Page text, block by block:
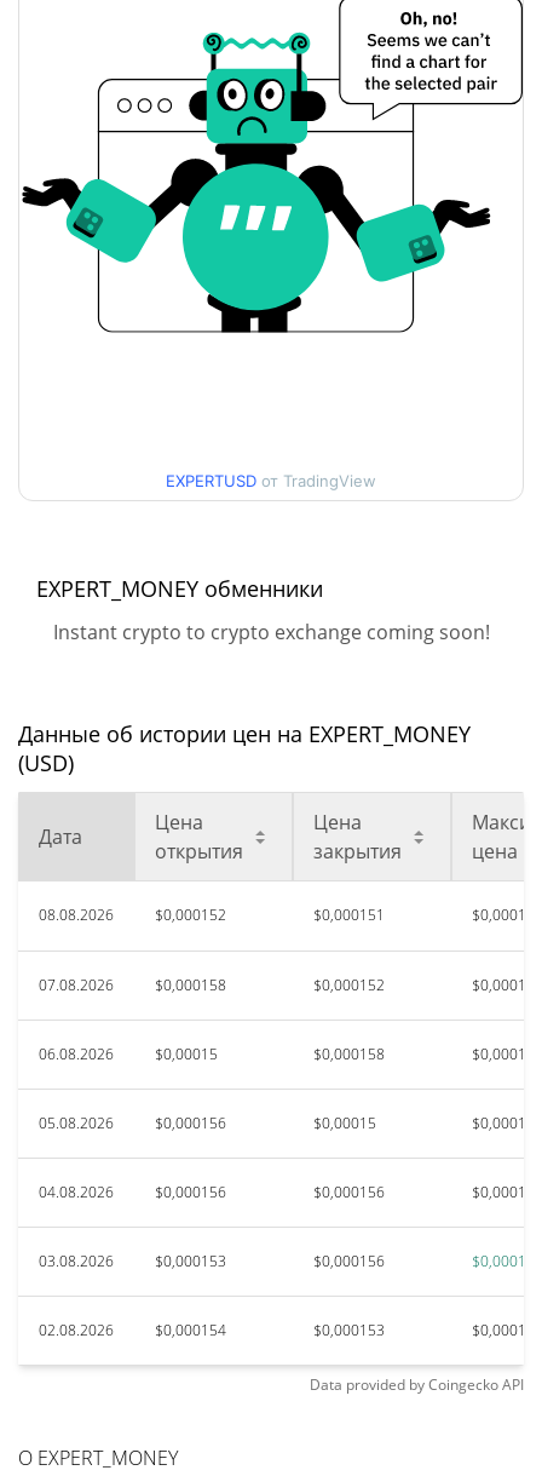
открытия / закрытия
$0,00015142507 /
$0,00015121485
Вчерашнее изменение
Вчерашний объем $85 325,897
EXPERT_MONEY История цены
Мин. / макс цена за 7
$0,00014997301 /
Мин. / макс цена за 90
$0,00014997301 /
Мин. / макс цена за 52
Исторический мин.
нояб. 16, 2024 (1 лет назад)
32.25%
EXPERTUSD от TradingView
EXPERT_MONEY обменники
Instant crypto to crypto exchange coming soon!
Данные об истории цен на EXPERT_MONEY
(USD)
Дата
Цена
открытия
Цена
закрытия
цена
08.08.2026 $0,000152 $0,000151 $0,000152
07.08.2026 $0,000158 $0,000152 $0,000159
06.08.2026 $0,00015 $0,000158 $0,000158
05.08.2026 $0,000156 $0,00015 $0,000157
04.08.2026 $0,000156 $0,000156 $0,000157
03.08.2026 $0,000153 $0,000156 $0,00016
02.08.2026 $0,000154 $0,000153 $0,000154
Data provided byCoingeckoAPI
О EXPERT_MONEY